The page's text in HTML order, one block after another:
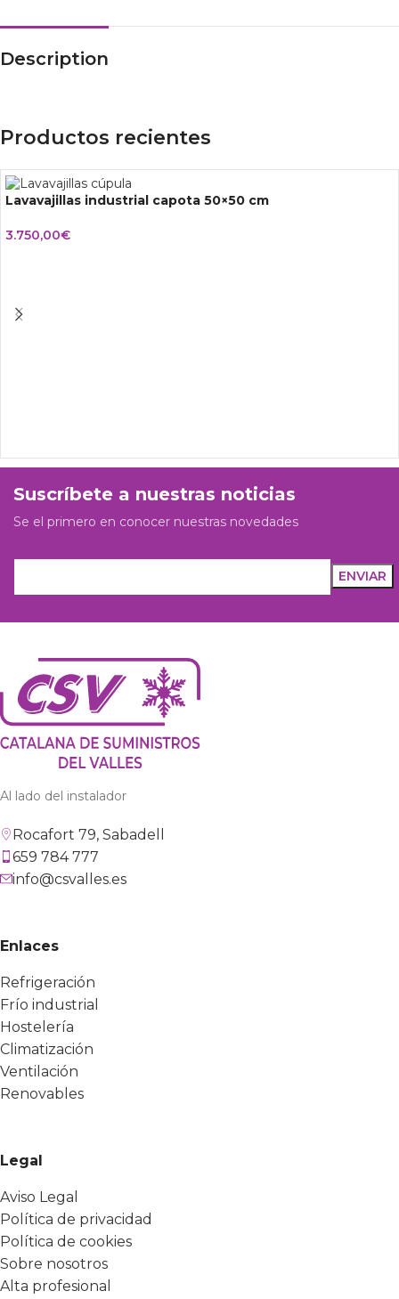
Description
Productos recientes
Lavavajillas industrial capota 50×50 cm
3.750,00€
Suscríbete a nuestras noticias
Se el primero en conocer nuestras novedades
Al lado del instalador
Rocafort 79, Sabadell
659 784 777
info@csvalles.es
Enlaces
Refrigeración
Frío industrial
Hostelería
Climatización
Ventilación
Renovables
Legal
Aviso Legal
Política de privacidad
Política de cookies
Sobre nosotros
Alta profesional